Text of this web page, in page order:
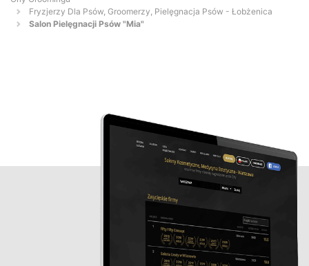
Fryzjerzy Dla Psów, Groomerzy, Pielęgnacja Psów - Łobżenica
Salon Pielęgnacji Psów "Mia"